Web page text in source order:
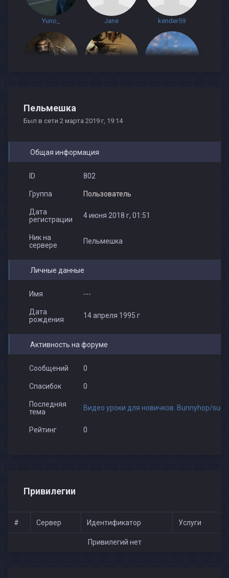
Yuno_ Jane kender59
Костя Кондратенко klej VooMb1
Пельмешка
Был в сети 2 марта 2019 г, 19:14
Общая информация
ID 802
Группа Пользователь
Дата
регистрации
4 июня 2018 г, 01:51
Ник на
сервере
Пельмешка
Личные данные
Имя ---
Дата
рождения
14 апреля 1995 г
Активность на форуме
Сообщений 0
Спасибок 0
Последняя
тема
Видео уроки для новичков. Bunnyhop/
Рейтинг 0
Привилегии
# Сервер Идентификатор Услуги
Привилегий нет